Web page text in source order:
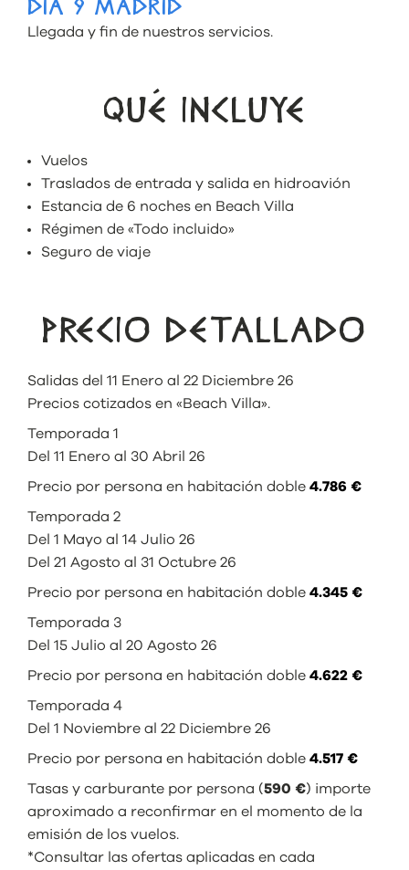
DÍA 9 MADRID
Llegada y fin de nuestros servicios.
QUÉ INCLUYE
Vuelos
Traslados de entrada y salida en hidroavión
Estancia de 6 noches en Beach Villa
Régimen de «Todo incluido»
Seguro de viaje
PRECIO DETALLADO
Salidas del 11 Enero al 22 Diciembre 26
Precios cotizados en «Beach Villa».
Temporada 1
Del 11 Enero al 30 Abril 26
Precio por persona en habitación doble 4.786 €
Temporada 2
Del 1 Mayo al 14 Julio 26
Del 21 Agosto al 31 Octubre 26
Precio por persona en habitación doble 4.345 €
Temporada 3
Del 15 Julio al 20 Agosto 26
Precio por persona en habitación doble 4.622 €
Temporada 4
Del 1 Noviembre al 22 Diciembre 26
Precio por persona en habitación doble 4.517 €
Tasas y carburante por persona (590 €) importe
aproximado a reconfirmar en el momento de la
emisión de los vuelos.
*Consultar las ofertas aplicadas en cada